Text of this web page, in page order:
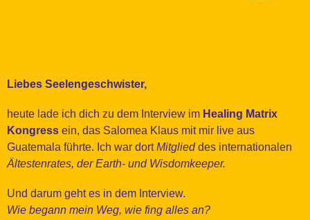
Liebes Seelengeschwister,
heute lade ich dich zu dem Interview im Healing Matrix
Kongress ein, das Salomea Klaus mit mir live aus
Guatemala führte. Ich war dortMitglieddes internationalen
Ältestenrates, der Earth- und Wisdomkeeper.
Und darum geht es in dem Interview.
Wie begann mein Weg, wie fing alles an?